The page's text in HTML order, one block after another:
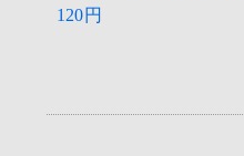
120円